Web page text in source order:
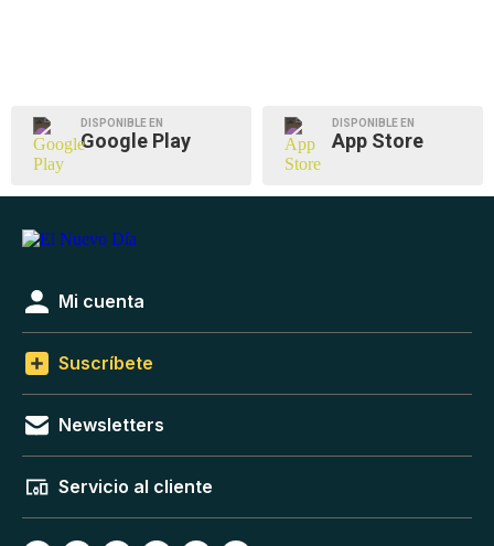
DISPONIBLE EN
Google Play
DISPONIBLE EN
App Store
Mi cuenta
Suscríbete
Newsletters
Servicio al cliente